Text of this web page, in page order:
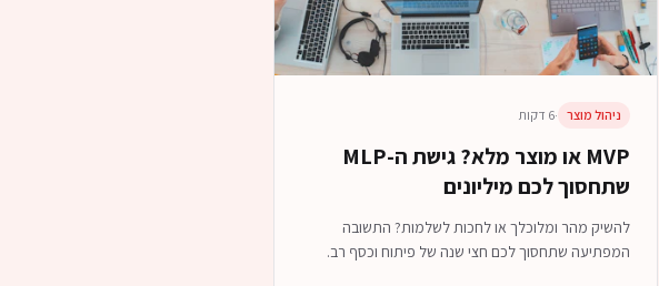
ניהול מוצר ·6 דקות
MVP או מוצר מלא? גישת ה-MLP
שתחסוך לכם מיליונים
להשיק מהר ומלוכלך או לחכות לשלמות? התשובה
המפתיעה שתחסוך לכם חצי שנה של פיתוח וכסף רב.